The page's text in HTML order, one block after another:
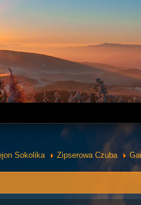
Sokolika Zipserowa Czuba